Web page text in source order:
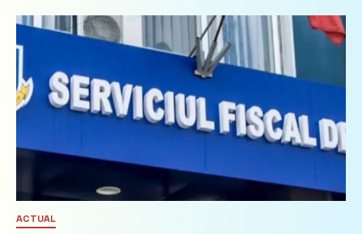
ACTUAL